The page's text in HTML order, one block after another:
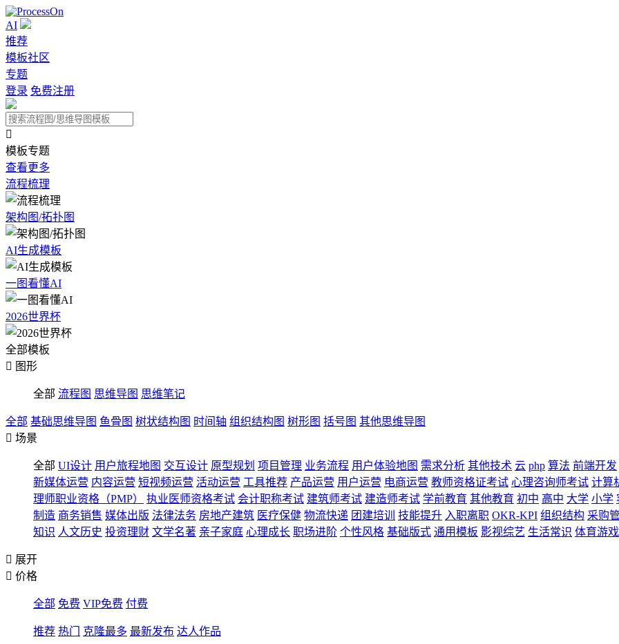
AI
推荐
模板社区
专题
登录 免费注册

模板专题
查看更多
流程梳理
架构图/拓扑图
AI生成模板
一图看懂AI
2026世界杯
全部模板
 图形
全部 流程图 思维导图 思维笔记
全部 基础思维导图 鱼骨图 树状结构图 时间轴 组织结构图 树形图 括号图 其他思维导图
 场景
全部 UI设计 用户旅程地图 交互设计 原型规划 项目管理 业务流程 用户体验地图 需求分析 其他技术 云 php 算法 前端开发
新媒体运营 内容运营 短视频运营 活动运营 工具推荐 产品运营 用户运营 电商运营 教师资格证考试 心理咨询师考试 计算
理师职业资格（PMP）
执业医师资格考试 会计职称考试 建筑师考试 建造师考试 学前教育 其他教育 初中 高中 大学 小学
制造 商务销售 媒体出版 法律法务 房地产建筑 医疗保健 物流快递 团建培训 技能提升 入职离职 OKR-KPI 组织结构 采购
知识 人文历史 投资理财 文学名著 亲子家庭 心理成长 职场进阶 个性风格 基础版式 通用模板 影视综艺 生活常识 体育游戏
 展开
 价格
全部 免费 VIP免费 付费
推荐 热门 克隆最多 最新发布 达人作品